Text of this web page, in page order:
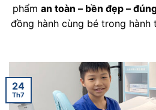
phẩm an toàn – bền đẹp –
đồng hành cùng bé trong hành
24
Th7